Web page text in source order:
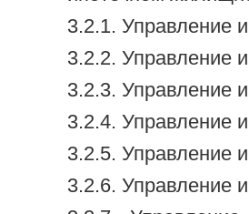
3.2.1. Управление
3.2.2. Управление
3.2.3. Управление
3.2.4. Управление
3.2.5. Управление
3.2.6. Управление